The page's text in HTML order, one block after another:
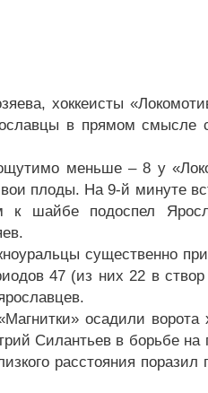
хоккеисты
в прямом смысле
меньше – 8 у
плоды. На 9-й минуте
к шайбе подоспел
существенно
47 (из них 22 в
осадили
Силантьев в борьбе на
расстояния